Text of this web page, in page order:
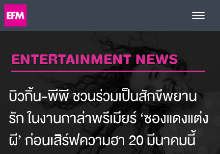
ENTERTAINMENT NEWS
บิวกิ้น-พีพี ชวนร่วมเป็นสักขีพยาน
รัก ในงานกาล่าพรีเมียร์ ‘ซองแดงแต่ง
ผี’ ก่อนเสิร์ฟความฮา 20 มีนาคมนี้